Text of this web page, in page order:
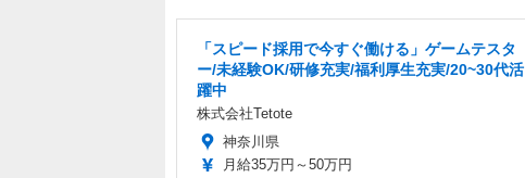
「スピード採用で今すぐ働ける」ゲームテスタ
ー/未経験OK/研修充実/福利厚生充実/20~30代活
躍中
株式会社Tetote
神奈川県
月給35万円～50万円